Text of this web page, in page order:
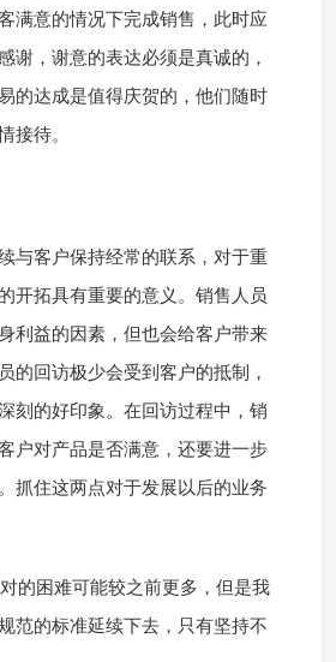
满意的情况下完成销售，此时应
谢，谢意的表达必须是真诚的，
的达成是值得庆贺的，他们随时
接待。
与客户保持经常的联系，对于重
开拓具有重要的意义。销售人员
利益的因素，但也会给客户带来
的回访极少会受到客户的抵制，
刻的好印象。在回访过程中，销
户对产品是否满意，还要进一步
抓住这两点对于发展以后的业务
的困难可能较之前更多，但是我
范的标准延续下去，只有坚持不